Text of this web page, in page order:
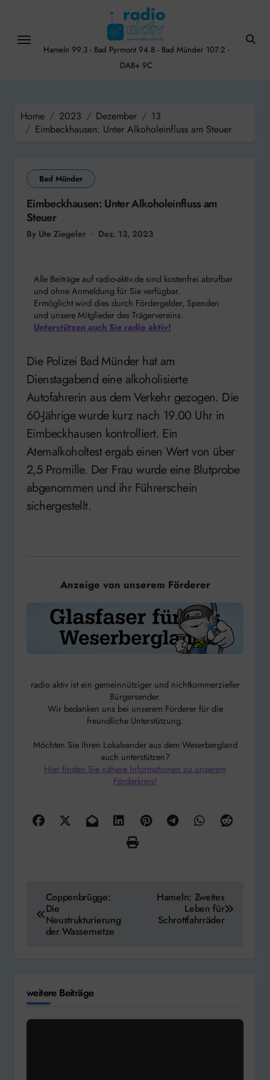
content
Hameln 99.3 - Bad Pyrmont 94.8 - Bad Münder 107.2 -
DAB+ 9C
Home 2023 Dezember
13
Eimbeckhausen: Unter Alkoholeinfluss am Steuer
Bad Münder
Eimbeckhausen: Unter Alkoholeinfluss am
Steuer
By Ute Ziegeler Dez. 13, 2023
Alle Beiträge auf radio-aktiv.de sind kostenfrei abrufbar
und ohne Anmeldung für Sie verfügbar.
Ermöglicht wird dies durch Fördergelder, Spenden
und unsere Mitglieder des Trägervereins.
Unterstützen auch Sie radio aktiv!
Die Polizei Bad Münder hat am
Dienstagabend eine alkoholisierte
Autofahrerin aus dem Verkehr gezogen. Die
60-Jährige wurde kurz nach 19.00 Uhr in
Eimbeckhausen kontrolliert. Ein
Atemalkoholtest ergab einen Wert von über
2,5 Promille. Der Frau wurde eine Blutprobe
abgenommen und ihr Führerschein
sichergestellt.
Anzeige von unserem Förderer
radio aktiv ist ein gemeinnütziger und nichtkommerzieller
Bürgersender.
Wir bedanken uns bei unserem Förderer für die
freundliche Unterstützung.
Möchten Sie Ihren Lokalsender aus dem Weserbergland
auch unterstützen?
Hier finden Sie nähere Informationen zu unserem
Förderkreis!
Beitragsnavigation
Coppenbrügge:
Die
Neustrukturierung
der Wassernetze
Hameln: Zweites
Leben für
Schrottfahrräder
weitere Beiträge